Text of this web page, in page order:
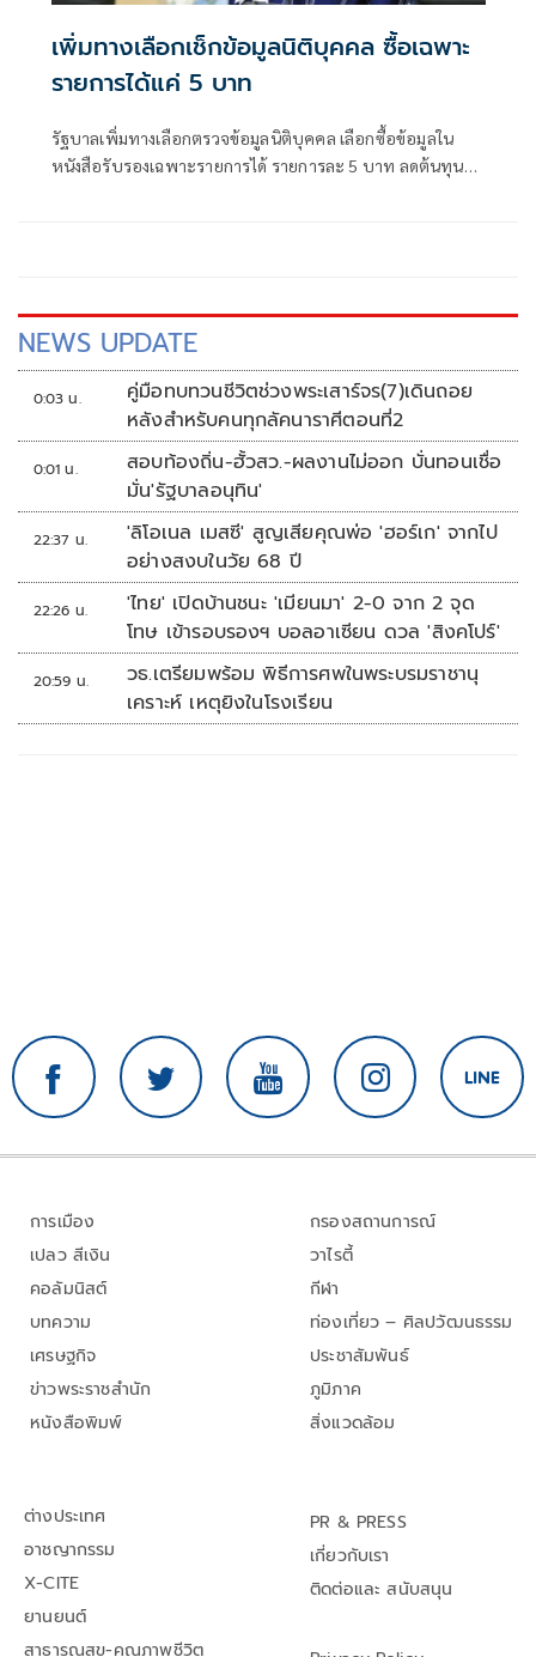
เพิ่มทางเลือกเช็กข้อมูลนิติบุคคล ซื้อเฉพาะ
รายการได้แค่ 5 บาท
รัฐบาลเพิ่มทางเลือกตรวจข้อมูลนิติบุคคล เลือกซื้อข้อมูลใน
หนังสือรับรองเฉพาะรายการได้ รายการละ 5 บาท ลดต้นทุน
NEWS UPDATE
0:03 น.
คู่มือทบทวนชีวิตช่วงพระเสาร์จร(7)เดินถอย
หลังสำหรับคนทุกลัคนาราศีตอนที่2
0:01 น.
สอบท้องถิ่น-ฮั้วสว.-ผลงานไม่ออก บั่นทอนเชื่อ
มั่น'รัฐบาลอนุทิน'
22:37 น.
'ลิโอเนล เมสซี' สูญเสียคุณพ่อ 'ฮอร์เก' จากไป
อย่างสงบในวัย 68 ปี
22:26 น.
'ไทย' เปิดบ้านชนะ 'เมียนมา' 2-0 จาก 2 จุด
โทษ เข้ารอบรองฯ บอลอาเซียน ดวล 'สิงคโปร์'
20:59 น.
วธ.เตรียมพร้อม พิธีการศพในพระบรมราชานุ
เคราะห์ เหตุยิงในโรงเรียน
การเมือง
เปลว สีเงิน
คอลัมนิสต์
บทความ
เศรษฐกิจ
ข่าวพระราชสำนัก
หนังสือพิมพ์
กรองสถานการณ์
วาไรตี้
กีฬา
ท่องเที่ยว – ศิลปวัฒนธรรม
ประชาสัมพันธ์
ภูมิภาค
สิ่งแวดล้อม
ต่างประเทศ
อาชญากรรม
X-CITE
ยานยนต์
สาธารณสุข-คุณภาพชีวิต
PR & PRESS
เกี่ยวกับเรา
ติดต่อและ สนับสนุน